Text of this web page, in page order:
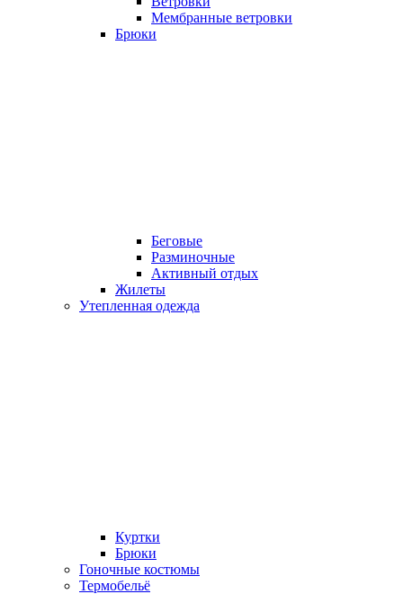
Мембранные ветровки
Брюки
Беговые
Разминочные
Активный отдых
Жилеты
Утепленная одежда
Куртки
Брюки
Гоночные костюмы
Термобельё